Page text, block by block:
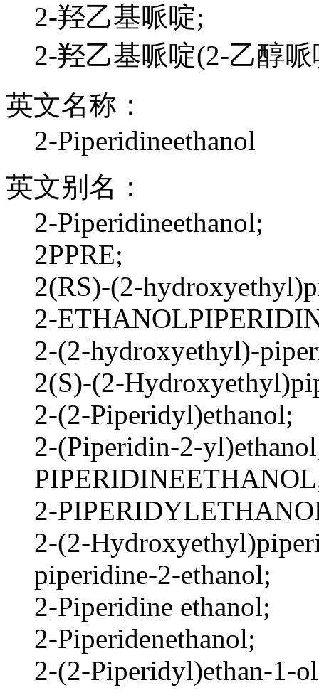
2-羟乙基哌啶;
2-羟乙基哌啶(2-乙醇
英文名称：
2-Piperidineethanol
英文别名：
2-Piperidineethanol;
2PPRE;
2(RS)-(2-
2-
2-(2-hydroxyethyl)-
2(S)-(2-
2-(2-Piperidyl)ethanol;
2-(Piperidin-2-
2-
2-(2-
piperidine-2-ethanol;
2-Piperidine ethanol;
2-Piperidenethanol;
2-(2-Piperidyl)ethan-1-